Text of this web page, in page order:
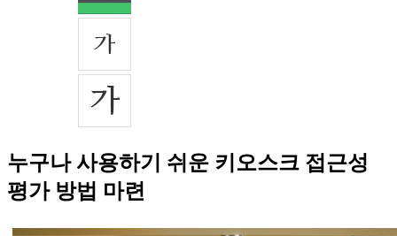
누구나 사용하기 쉬운 키오스크 접근성
평가 방법 마련